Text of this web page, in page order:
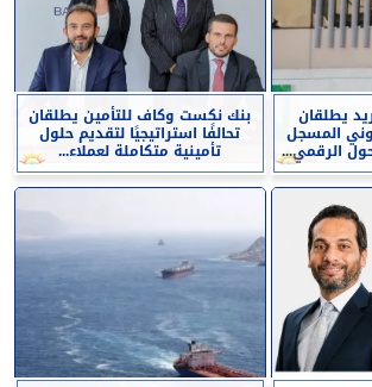
يطلقان
المسجل
الرقمي...
بنك نكست وكاف للتأمين يطلقان
تحالفًا استراتيجيًا لتقديم حلول
تأمينية متكاملة لعملاء...